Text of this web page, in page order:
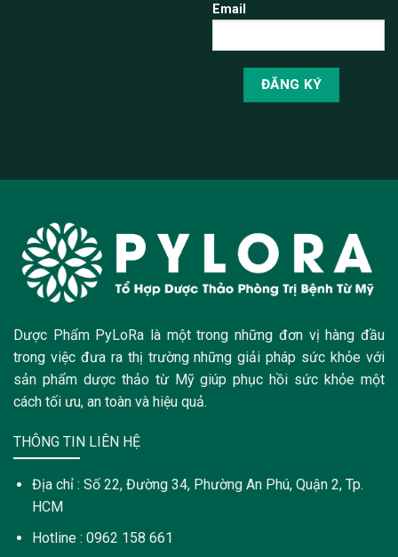
Email
Dược Phẩm PyLoRa là một trong những đơn vị hàng đầu
trong việc đưa ra thị trường những giải pháp sức khỏe với
sản phẩm dược thảo từ Mỹ giúp phục hồi sức khỏe một
cách tối ưu, an toàn và hiệu quả.
THÔNG TIN LIÊN HỆ
Địa chỉ : Số 22, Đường 34, Phường An Phú, Quận 2, Tp.
HCM
Hotline : 0962 158 661